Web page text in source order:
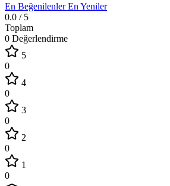
En BeğenilenlerEn Yeniler
0.0 / 5
Toplam
0 Değerlendirme
5
0
4
0
3
0
2
0
1
0